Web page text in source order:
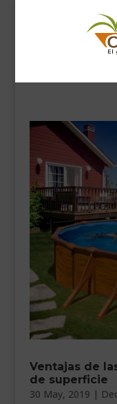
INICIO
COMPLEMENTOS
MASCOTAS
DECORACIÓN
HORARIO GARDEN
CONTACTAR
BLOG
Ventajas de
de superficie
30 May, 2019 |